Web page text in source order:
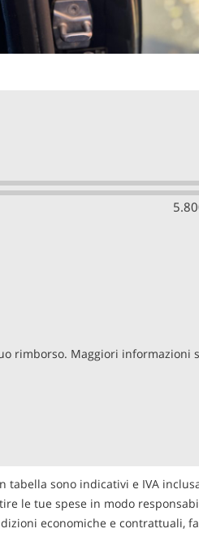
rimborso. Maggiori informazioni
sono indicativi e IVA
le tue spese in modo
economiche e contrattuali,